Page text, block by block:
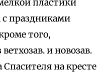
пластики
с праздниками
того,
и новозав.
на кресте